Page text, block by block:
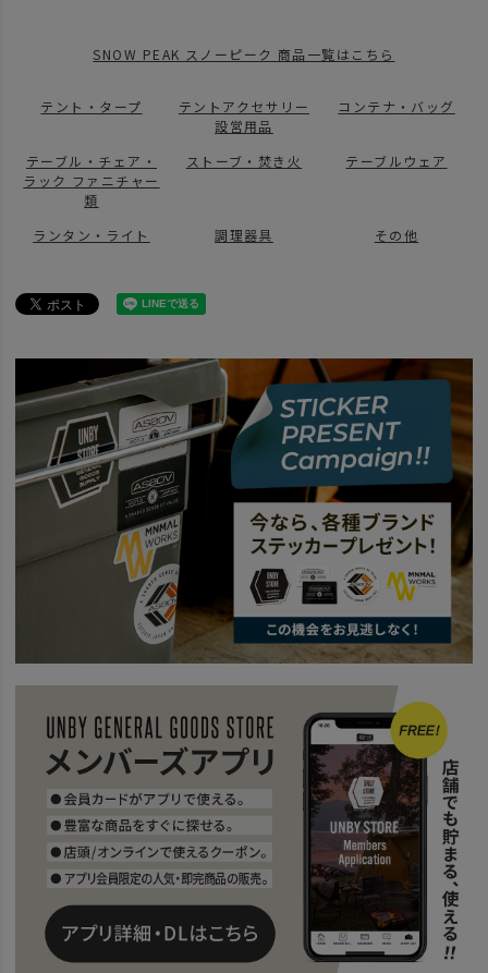
snow peakの取り扱いスタート
SNOW PEAK スノーピーク 商品一覧はこちら
テント・タープ
テントアクセサリー
設営用品
コンテナ・バッグ
テーブル・チェア・
ラック ファニチャー
類
ストーブ・焚き火 テーブルウェア
ランタン・ライト 調理器具 その他